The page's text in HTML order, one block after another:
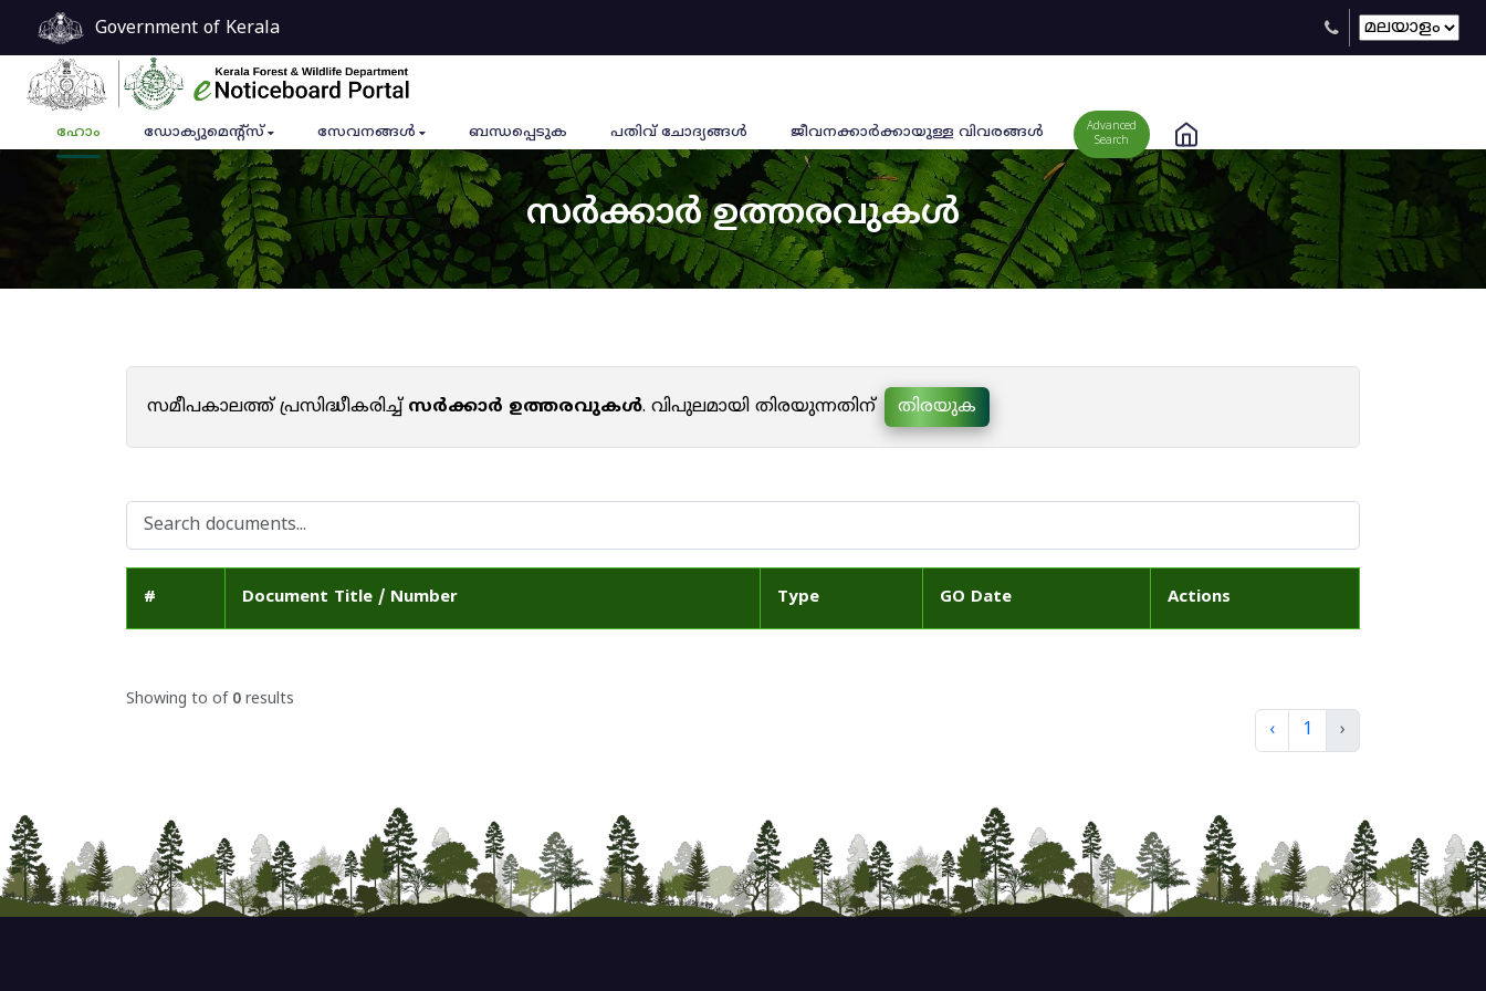
Government of Kerala
ഹോം ഡോക്യുമെൻ്റ്സ് സേവനങ്ങൾ ബന്ധപ്പെടുക പതിവ് ചോദ്യങ്ങൾ ജീവനക്കാര്‍ക്കായുള്ള വിവരങ്ങള്‍
Advanced
Search
സർക്കാർ ഉത്തരവുകൾ
സമീപകാലത്ത് പ്രസിദ്ധീകരിച്ച്സർക്കാർ ഉത്തരവുകൾ. വിപുലമായി തിരയുന്നതിന് തിരയുക
# Document Title / Number Type GO Date Actions
Showing to of 0 results
‹ 1 ›